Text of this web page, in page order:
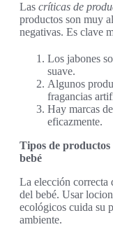
Las críticas de
productos son muy
negativas. Es clave
Los jabones
suave.
Algunos
fragancias
Hay marcas
eficazmente.
Tipos de
bebé
La elección correcta
del bebé. Usar
ecológicos cuida su
ambiente.